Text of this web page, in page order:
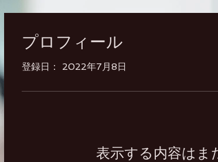
プロフィール
登録日： 2022年7月8日
表示する内容はま